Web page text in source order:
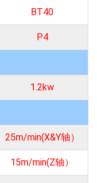
BT40
P4
1.2kw
25m/min(X&Y轴）
15m/min(Z轴）